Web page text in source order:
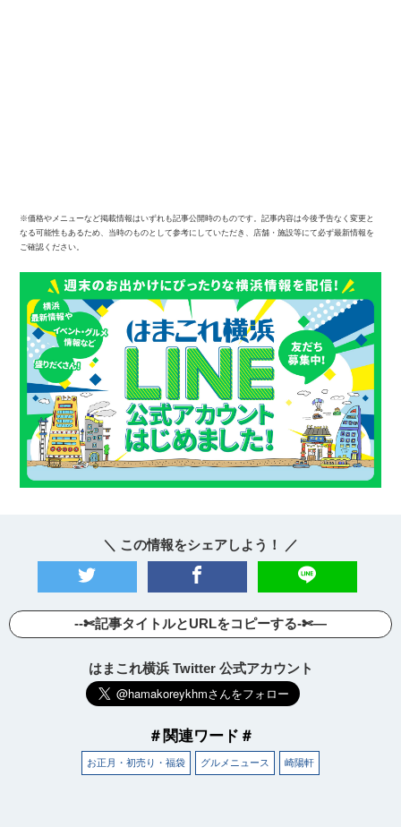
※価格やメニューなど掲載情報はいずれも記事公開時のものです。記事内容は今後予告なく変更と
なる可能性もあるため、当時のものとして参考にしていただき、店舗・施設等にて必ず最新情報を
ご確認ください。
＼ この情報をシェアしよう！ ／
--✄記事タイトルとURLをコピーする-✄—
はまこれ横浜 Twitter 公式アカウント
＃関連ワード＃
お正月・初売り・福袋 グルメニュース 崎陽軒